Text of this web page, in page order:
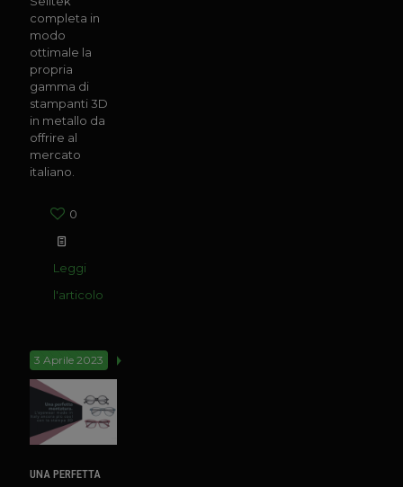
completa in
modo
ottimale la
propria
gamma di
stampanti 3D
in metallo da
offrire al
mercato
italiano.
0
Leggi
l'articolo
3 Aprile 2023
UNA PERFETTA